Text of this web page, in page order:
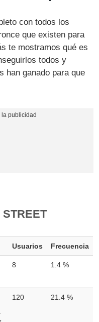
con todos los
que existen para
te mostramos qué es
todos y
han ganado para que
STREET
Usuarios Frecuencia
8 1.4 %
120 21.4 %